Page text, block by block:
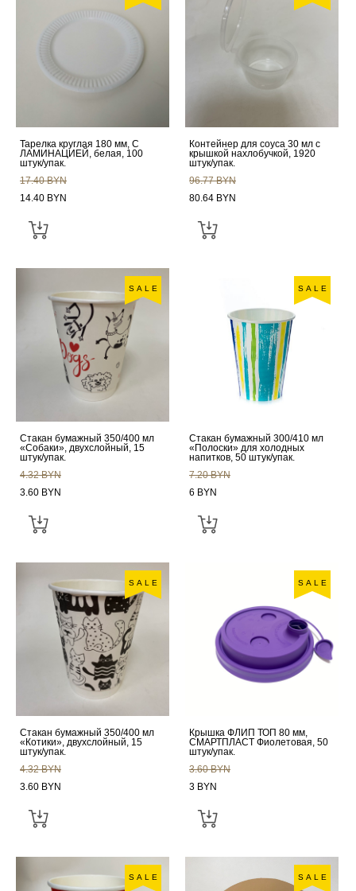
Тарелка круглая 180 мм, С
ЛАМИНАЦИЕЙ, белая, 100
штук/упак.
17.40 BYN
14.40 BYN
Контейнер для соуса 30 мл с
крышкой нахлобучкой, 1920
штук/упак.
96.77 BYN
80.64 BYN
SALE
Стакан бумажный 350/400 мл
«Собаки», двухслойный, 15
штук/упак.
4.32 BYN
3.60 BYN
SALE
Стакан бумажный 300/410 мл
«Полоски» для холодных
напитков, 50 штук/упак.
7.20 BYN
6 BYN
SALE
Стакан бумажный 350/400 мл
«Котики», двухслойный, 15
штук/упак.
4.32 BYN
3.60 BYN
SALE
Крышка ФЛИП ТОП 80 мм,
СМАРТПЛАСТ Фиолетовая, 50
штук/упак.
3.60 BYN
3 BYN
SALE SALE